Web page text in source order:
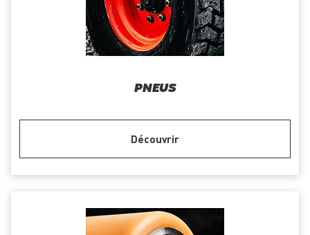
PNEUS
Découvrir